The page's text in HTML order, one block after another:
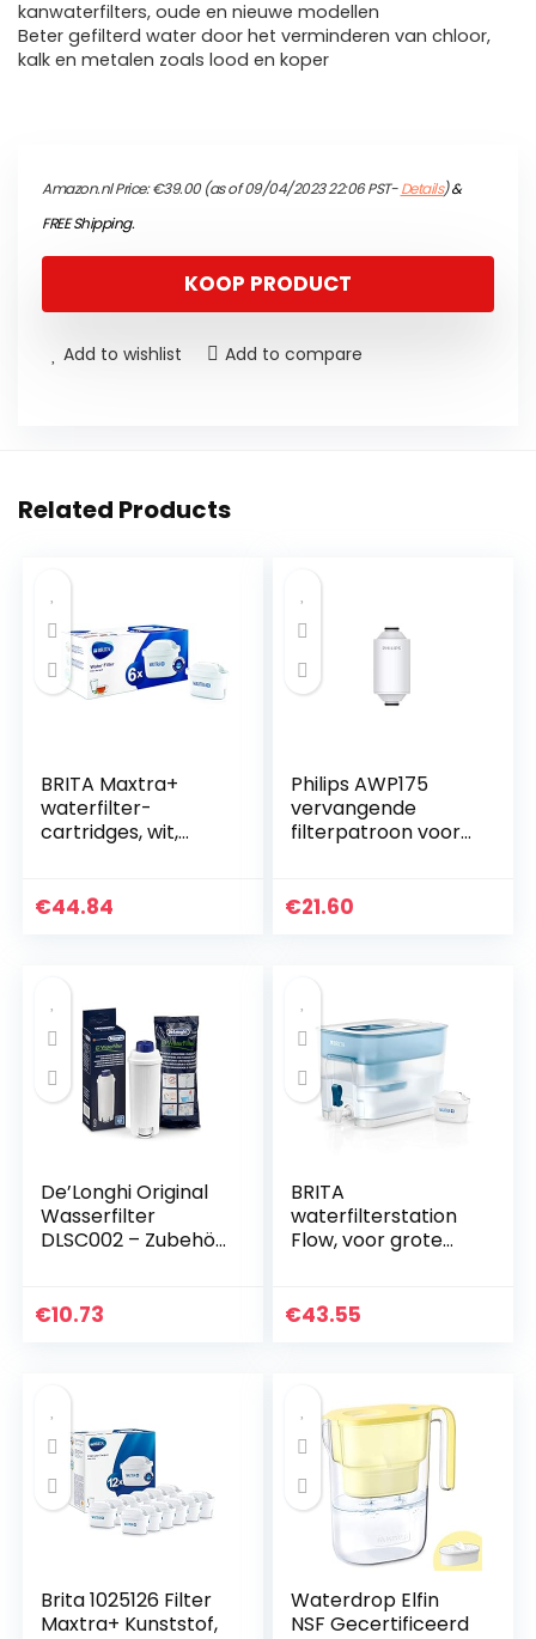
kanwaterfilters, oude en nieuwe modellen
Beter gefilterd water door het verminderen van chloor,
kalk en metalen zoals lood en koper
Amazon.nl Price:€39.00(as of 09/04/2023 22:06 PST-Details)&
FREE Shipping.
KOOP PRODUCT
Add to wishlist Add to compare
Related Products
BRITA Maxtra+
waterfilter-
cartridges, wit,
€44.84
Philips AWP175
vervangende
filterpatroon voor
filter AWP1775,
€21.60
De’Longhi Original
Wasserfilter
DLSC002 – Zubehör
en mit Wasserfilter,
€10.73
BRITA
waterfilterstation
Flow, voor grote
handige tapkraan,
€43.55
Brita 1025126 Filter
Maxtra+ Kunststof,
Waterdrop Elfin
NSF Gecertificeerd